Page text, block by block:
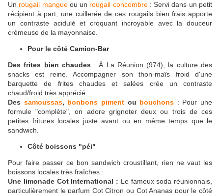
Un rougail mangueou un rougail concombre: Servi dans un petit
récipient à part, une cuillerée de ces rougails bien frais apporte
un contraste acidulé et croquant incroyable avec la douceur
crémeuse de la mayonnaise.
Pour le côté Camion-Bar
Des frites bien chaudes : À La Réunion (974), la culture des
snacks est reine. Accompagner son thon-maïs froid d'une
barquette de frites chaudes et salées crée un contraste
chaud/froid très apprécié.
Des samoussas, bonbons pimentou bouchons : Pour une
formule "complète", on adore grignoter deux ou trois de ces
petites fritures locales juste avant ou en même temps que le
sandwich.
Côté boissons "péi"
Pour faire passer ce bon sandwich croustillant, rien ne vaut les
boissons locales très fraîches :
Une limonade Cot International : Le fameux soda réunionnais,
particulièrement le parfum Cot Citron ou Cot Ananas pour le côté